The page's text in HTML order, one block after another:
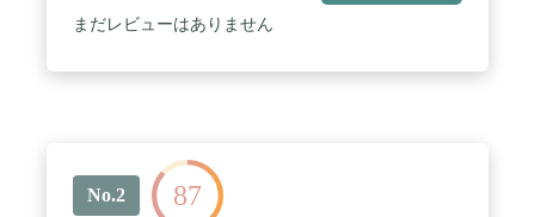
まだレビューはありません
No.2 87